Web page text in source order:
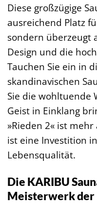
Diese großzügige
ausreichend Platz
sondern überzeugt
Design und die
Tauchen Sie ein in
skandinavischen
Sie die wohltuende
Geist in Einklang
»Rieden 2« ist
ist eine Investition
Lebensqualität.
Die KARIBU
Meisterwerk der